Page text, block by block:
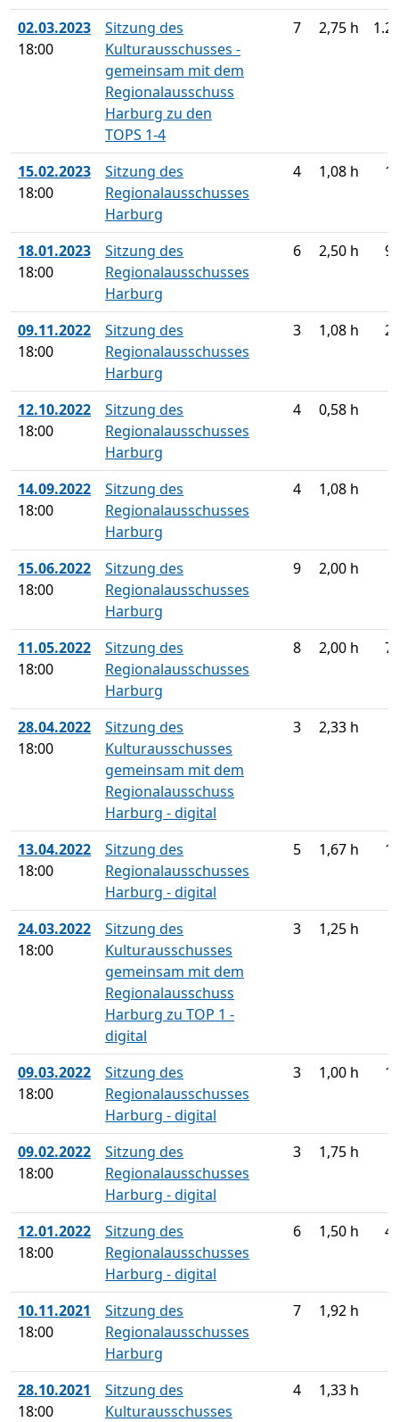
02.03.2023
18:00
Sitzung des
Kulturausschusses -
gemeinsam mit dem
Regionalausschuss
Harburg zu den
TOPS 1-4
7 2,75 h
15.02.2023
18:00
Sitzung des
Regionalausschusses
Harburg
4 1,08 h
18.01.2023
18:00
Sitzung des
Regionalausschusses
Harburg
6 2,50 h
09.11.2022
18:00
Sitzung des
Regionalausschusses
Harburg
3 1,08 h
12.10.2022
18:00
Sitzung des
Regionalausschusses
Harburg
4 0,58 h
14.09.2022
18:00
Sitzung des
Regionalausschusses
Harburg
4 1,08 h
15.06.2022
18:00
Sitzung des
Regionalausschusses
Harburg
9 2,00 h
11.05.2022
18:00
Sitzung des
Regionalausschusses
Harburg
8 2,00 h
28.04.2022
18:00
Sitzung des
Kulturausschusses
gemeinsam mit dem
Regionalausschuss
Harburg - digital
3 2,33 h
13.04.2022
18:00
Sitzung des
Regionalausschusses
Harburg - digital
5 1,67 h
24.03.2022
18:00
Sitzung des
Kulturausschusses
gemeinsam mit dem
Regionalausschuss
Harburg zu TOP 1 -
digital
3 1,25 h
09.03.2022
18:00
Sitzung des
Regionalausschusses
Harburg - digital
3 1,00 h
09.02.2022
18:00
Sitzung des
Regionalausschusses
Harburg - digital
3 1,75 h
12.01.2022
18:00
Sitzung des
Regionalausschusses
Harburg - digital
6 1,50 h
10.11.2021
18:00
Sitzung des
Regionalausschusses
Harburg
7 1,92 h
28.10.2021
18:00
Sitzung des
Kulturausschusses
4 1,33 h